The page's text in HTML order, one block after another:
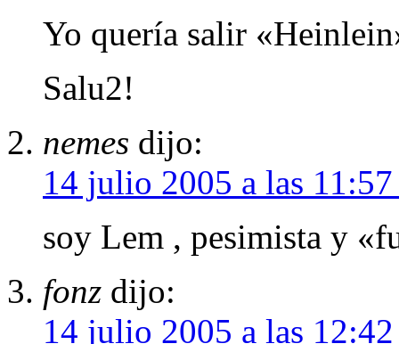
Yo quería salir
Salu2!
nemes dijo:
14 julio 2005 a las 11:57
soy Lem , pesimista y
fonz dijo:
14 julio 2005 a las